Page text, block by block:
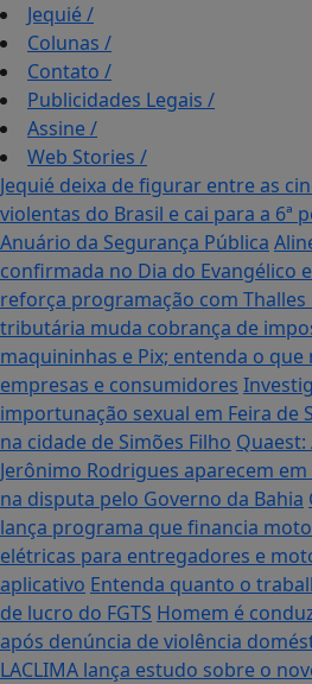
Jequié/
Colunas /
Contato /
Publicidades Legais /
Assine/
Web Stories /
Jequié deixa de figurar entre as
violentas do Brasil e cai para a 6ª
Anuário da Segurança Pública
confirmada no Dia do Evangélico
reforça programação com Thalles
tributária muda cobrança de
maquininhas e Pix; entenda o que
empresas e consumidores
importunação sexual em Feira de
na cidade de Simões Filho Quaest:
Jerônimo Rodrigues aparecem
na disputa pelo Governo da Bahia
lança programa que financia
elétricas para entregadores e
aplicativo Entenda quanto o
de lucro do FGTS Homem é
após denúncia de violência
LACLIMA lança estudo sobre o